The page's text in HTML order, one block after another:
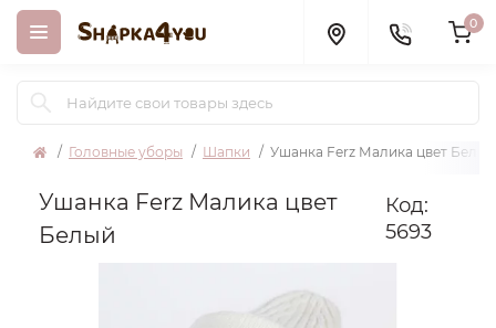
0
Головные уборы Шапки Ушанка Ferz Малика цвет Белый
Ушанка Ferz Малика цвет
Белый
Код:
5693